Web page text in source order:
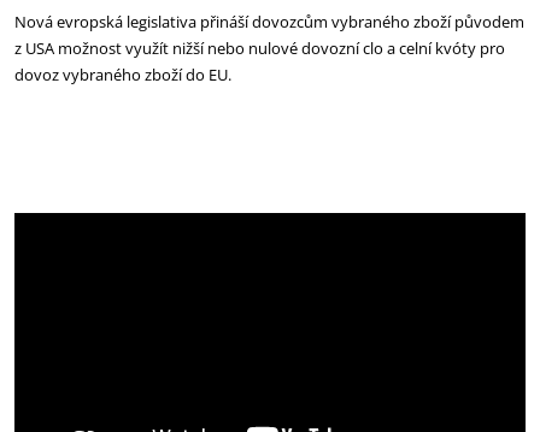
Nová evropská legislativa přináší dovozcům vybraného zboží původem
z USA možnost využít nižší nebo nulové dovozní clo a celní kvóty pro
dovoz vybraného zboží do EU.